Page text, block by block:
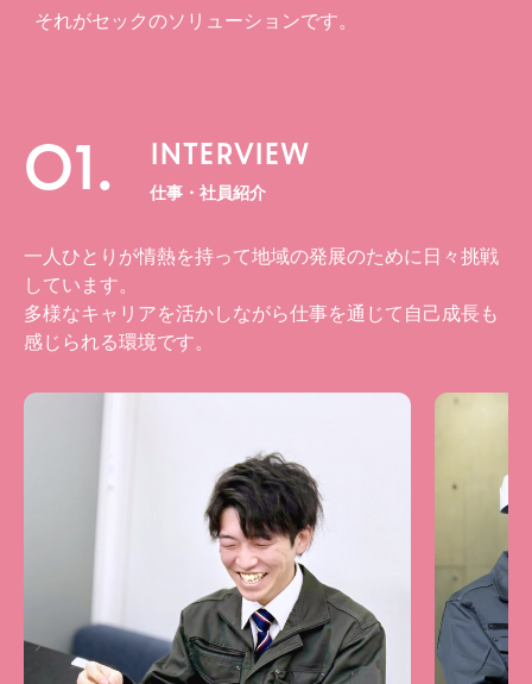
それがセックのソリューションです。
01. INTERVIEW
仕事・社員紹介
一人ひとりが情熱を持って地域の発展のために日々挑戦
しています。
多様なキャリアを活かしながら仕事を通じて自己成長も
感じられる環境です。